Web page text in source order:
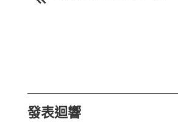
發表迴響